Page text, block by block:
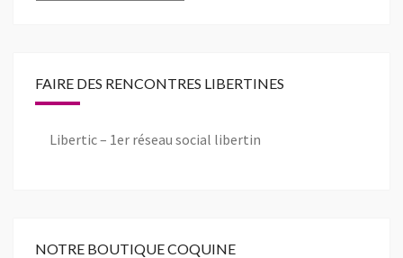
FAIRE DES RENCONTRES LIBERTINES
Libertic – 1er réseau social libertin
NOTRE BOUTIQUE COQUINE